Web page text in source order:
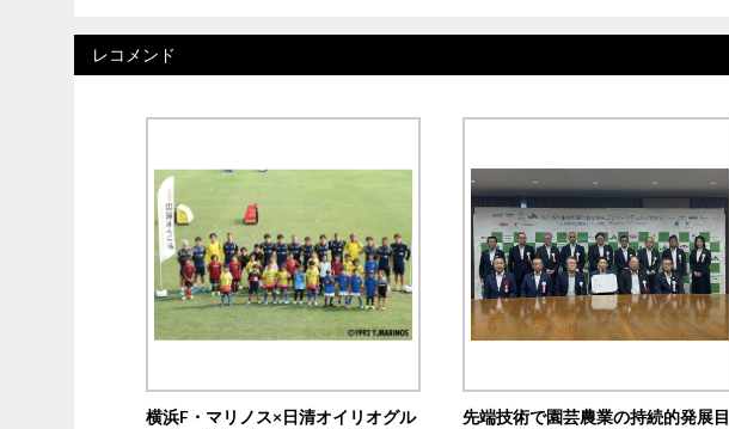
レコメンド
横浜F・マリノス×日清オイリオグル
先端技術で園芸農業の持続的発展目